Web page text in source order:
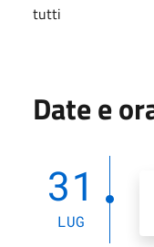
tutti
Date e
31
LUG